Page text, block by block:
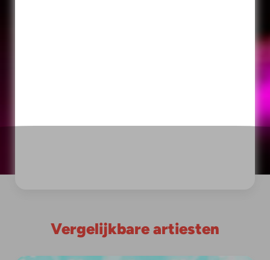
Vergelijkbare artiesten